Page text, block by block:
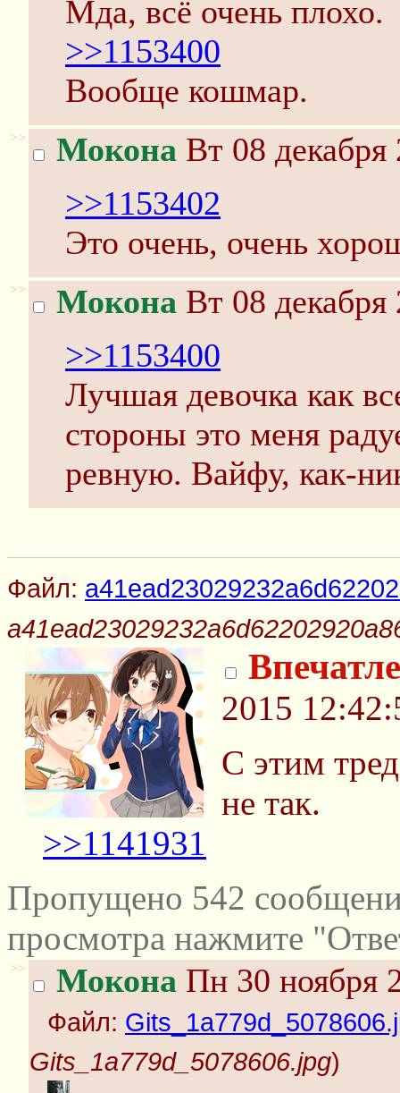
Мда, всё очень плохо.
>>1153400
Вообще кошмар.
>> Мокона Вт 08
>>1153402
Это очень, очень
>> Мокона Вт 08
>>1153400
Лучшая девочка как
стороны это меня
ревную. Вайфу, как-
Файл:
2015
С этим
не так.
>>1141931
Пропущено 542
просмотра нажмите
>> Мокона Пн 30 ноября
Файл:
Gits_1a779d_5078606.jpg)